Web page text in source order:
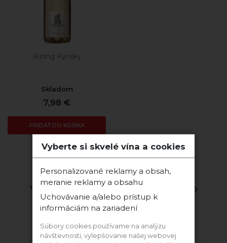
Rizling Rýnsky
Skladom
7,98 €
PRIDAŤ DO KOŠÍKA
Zobraziť:
Vinárstvo HANS BAER nealko víno
Vyberte si skvelé vína a cookies
Personalizované reklamy a obsah,
meranie reklamy a obsahu
Uchovávanie a/alebo prístup k
informáciám na zariadení
Súbory cookies používame na analýzu
návštevnosti, vylepšovanie našej webovej